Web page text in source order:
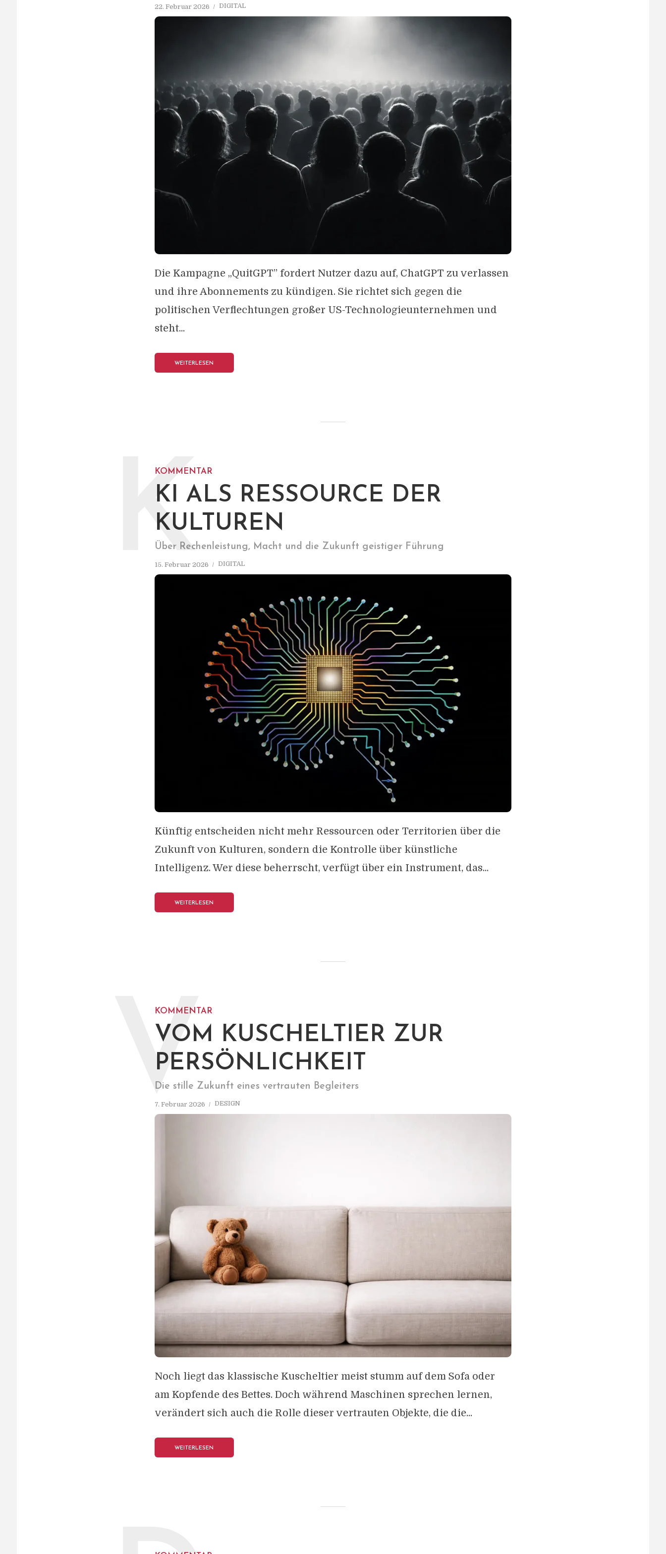
22. Februar 2026 DIGITAL
Die Kampagne „QuitGPT” fordert Nutzer dazu auf, ChatGPT zu verlassen
und ihre Abonnements zu kündigen. Sie richtet sich gegen die
politischen Verflechtungen großer US-Technologieunternehmen und
steht...
WEITERLESEN
KOMMENTAR
KI ALS RESSOURCE DER
KULTUREN
Über Rechenleistung, Macht und die Zukunft geistiger Führung
15. Februar 2026 DIGITAL
K
Künftig entscheiden nicht mehr Ressourcen oder Territorien über die
Zukunft von Kulturen, sondern die Kontrolle über künstliche
Intelligenz. Wer diese beherrscht, verfügt über ein Instrument, das...
WEITERLESEN
KOMMENTAR
VOM KUSCHELTIER ZUR
PERSÖNLICHKEIT
Die stille Zukunft eines vertrauten Begleiters
7. Februar 2026 DESIGN
V
Noch liegt das klassische Kuscheltier meist stumm auf dem Sofa oder
am Kopfende des Bettes. Doch während Maschinen sprechen lernen,
verändert sich auch die Rolle dieser vertrauten Objekte, die die...
WEITERLESEN